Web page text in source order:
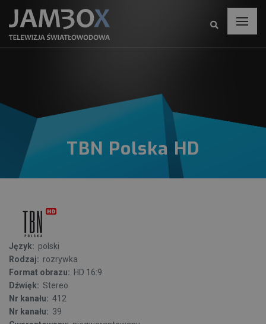
TBN Polska HD
Język: polski
Rodzaj: rozrywka
Format obrazu: HD 16:9
Dźwięk: Stereo
Nr kanału: 412
Nr kanału: 39